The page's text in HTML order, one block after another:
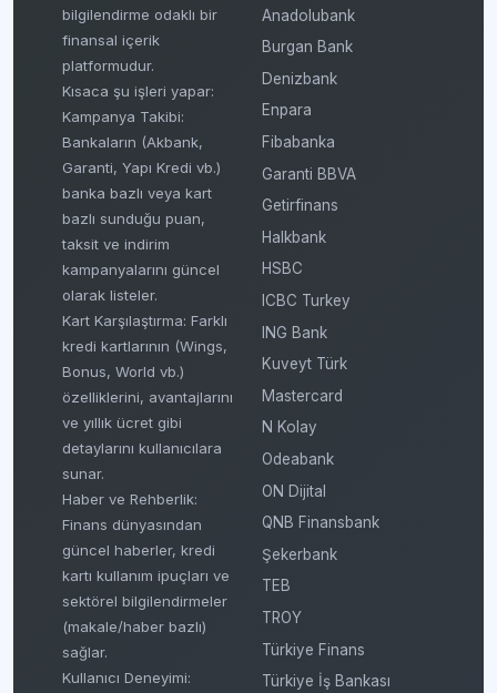
bilgilendirme odaklı bir
finansal içerik
platformudur.
Kısaca şu işleri yapar:
Kampanya Takibi:
Bankaların (Akbank,
Garanti, Yapı Kredi vb.)
banka bazlı veya kart
bazlı sunduğu puan,
taksit ve indirim
kampanyalarını güncel
olarak listeler.
Kart Karşılaştırma: Farklı
kredi kartlarının (Wings,
Bonus, World vb.)
özelliklerini, avantajlarını
ve yıllık ücret gibi
detaylarını kullanıcılara
sunar.
Haber ve Rehberlik:
Finans dünyasından
güncel haberler, kredi
kartı kullanım ipuçları ve
sektörel bilgilendirmeler
(makale/haber bazlı)
sağlar.
Kullanıcı Deneyimi:
Anadolubank
Burgan Bank
Denizbank
Enpara
Fibabanka
Garanti BBVA
Getirfinans
Halkbank
HSBC
ICBC Turkey
ING Bank
Kuveyt Türk
Mastercard
N Kolay
Odeabank
ON Dijital
QNB Finansbank
Şekerbank
TEB
TROY
Türkiye Finans
Türkiye İş Bankası